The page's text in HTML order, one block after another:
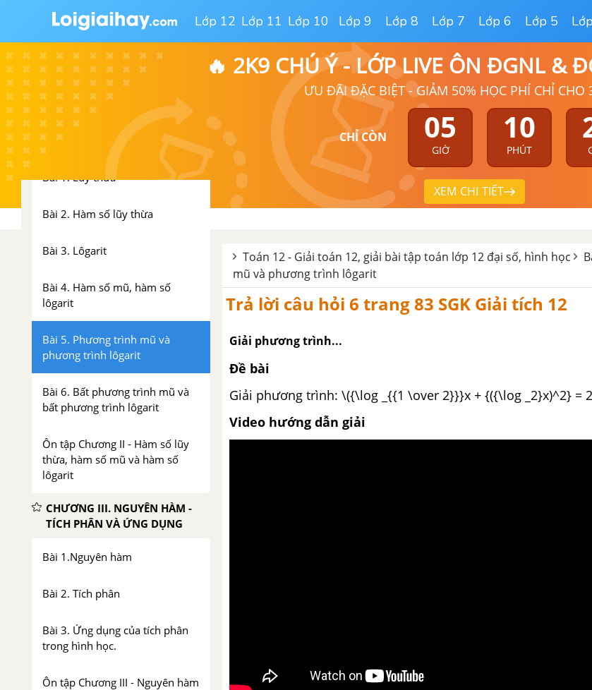
Lớp 12 Lớp 11 Lớp 10 Lớp 9 Lớp 8 Lớp 7 Lớp 6 Lớp 5
🔥 2K9 CHÚ Ý - LỚP LIVE ÔN ĐGNL &
ƯU ĐÃI ĐẶC BIỆT - GIẢM 50% HỌC PHÍ CHỈ CHO
CHỈ CÒN 05
GIỜ
10
PHÚT
XEM CHI TIẾT
vẽ đồ thị của hàm số
Ôn tập Chương I - Ứng dụng
đạo hàm để khảo sát và vẽ đồ
thị hàm sô
CHƯƠNG II. HÀM SỐ LŨY
THỪA HÀM SỐ MŨ VÀ HÀM
SỐ LÔGARIT
Bài 1. Lũy thừa
Bài 2. Hàm số lũy thừa
Bài 3. Lôgarit
Bài 4. Hàm số mũ, hàm số
lôgarit
Bài 5. Phương trình mũ và
phương trình lôgarit
Bài 6. Bất phương trình mũ và
bất phương trình lôgarit
Ôn tập Chương II - Hàm số lũy
thừa, hàm số mũ và hàm số
lôgarit
CHƯƠNG III. NGUYÊN HÀM -
TÍCH PHÂN VÀ ỨNG DỤNG
Bài 1.Nguyên hàm
Bài 2. Tích phân
Bài 3. Ứng dụng của tích phân
trong hình học.
Ôn tập Chương III - Nguyên hàm
Toán 12 - Giải toán 12, giải bài tập toán lớp 12 đại số, hình học
mũ và phương trình lôgarit
Trả lời câu hỏi 6 trang 83 SGK Giải tích 12
Giải phương trình...
Đề bài
Giải phương trình: \({\log _{{1 \over 2}}}x + {({\log _2}x)^2} =
Video hướng dẫn giải